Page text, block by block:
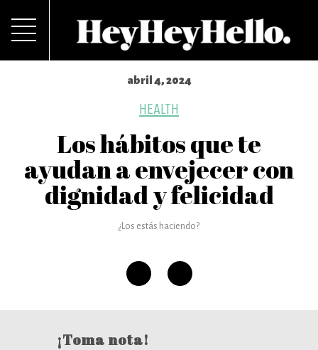
abril 4, 2024
HEALTH
Los hábitos que te
ayudan a envejecer con
dignidad y felicidad
¿Los estás haciendo?
¡Toma nota!